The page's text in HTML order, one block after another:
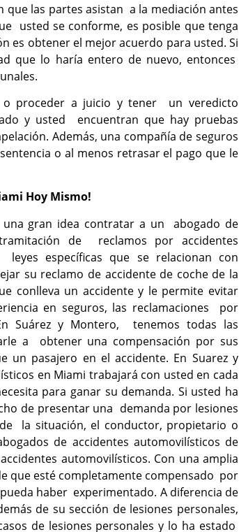
que las partes asistan a la mediación antes
usted se conforme, es posible que tenga
es obtener el mejor acuerdo para usted. Si
que lo haría entero de nuevo, entonces
o proceder a juicio y tener un veredicto
y usted encuentran que hay pruebas
Además, una compañía de seguros
o al menos retrasar el pago que le
Hoy Mismo!
una gran idea contratar a un abogado de
de reclamos por accidentes
específicas que se relacionan con
su reclamo de accidente de coche de la
conlleva un accidente y le permite evitar
en seguros, las reclamaciones por
Suárez y Montero, tenemos todas las
a obtener una compensación por sus
un pasajero en el accidente. En Suarez y
en Miami trabajará con usted en cada
para ganar su demanda. Si usted ha
de presentar una demanda por lesiones
la situación, el conductor, propietario o
de accidentes automovilísticos de
automovilísticos. Con una amplia
que esté completamente compensado por
haber experimentado. A diferencia de
de su sección de lesiones personales,
de lesiones personales y lo ha estado